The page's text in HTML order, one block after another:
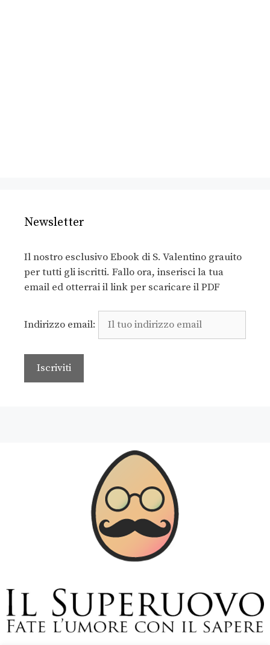
Newsletter
Il nostro esclusivo Ebook di S. Valentino grauito
per tutti gli iscritti. Fallo ora, inserisci la tua
email ed otterrai il link per scaricare il PDF
Indirizzo email: